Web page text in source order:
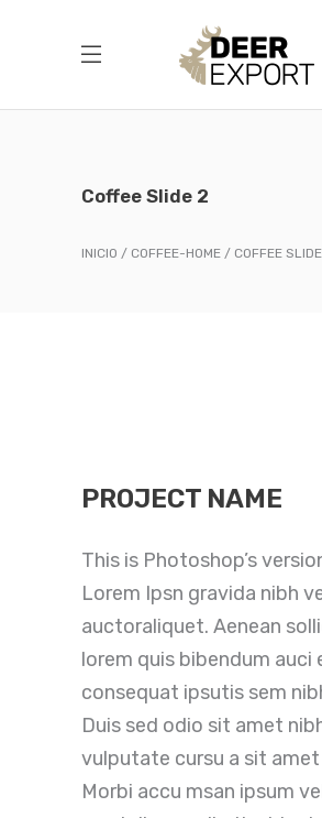
Coffee Slide 2
INICIO COFFEE-HOME COFFEE
PROJECT NAME
This is Photoshop’s
Lorem Ipsn gravida nibh
auctoraliquet. Aenean
lorem quis bibendum auci
consequat ipsutis sem
Duis sed odio sit amet
vulputate cursu a sit amet
Morbi accu msan ipsum